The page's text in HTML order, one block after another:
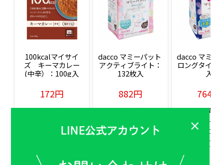
100kcalマイサイ
ズ　キーマカレー
(中辛）：100g入
172円
販売価格(税込)
dacco マミーパット
アクティブライト：
132枚入
882円
販売価格(税込)
dacco マミー
ロングタイム
入
764円
販売価格(税